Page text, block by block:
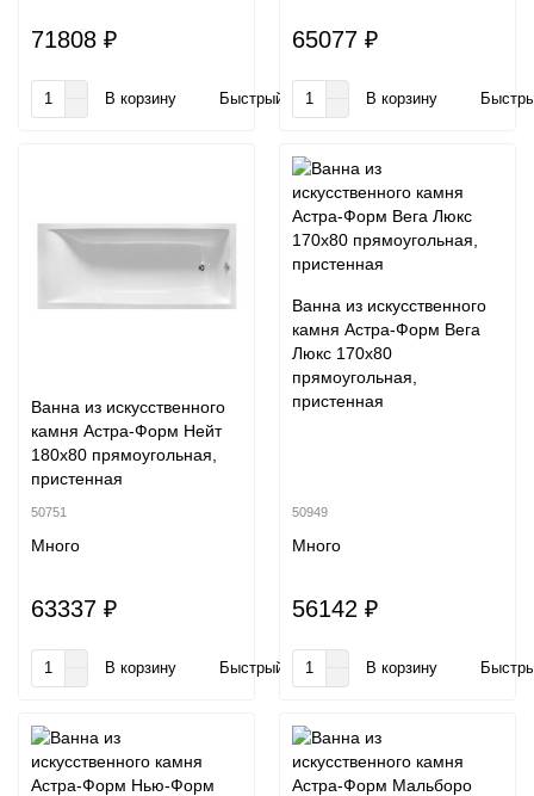
71808 ₽
В корзину Быстрый заказ
65077 ₽
В корзину
Ванна из искусственного
камня Астра-Форм Нейт
180х80 прямоугольная,
пристенная
50751
Много
63337 ₽
В корзину Быстрый заказ
Ванна из искусственного
камня Астра-Форм Вега
Люкс 170x80
прямоугольная,
пристенная
50949
Много
56142 ₽
В корзину